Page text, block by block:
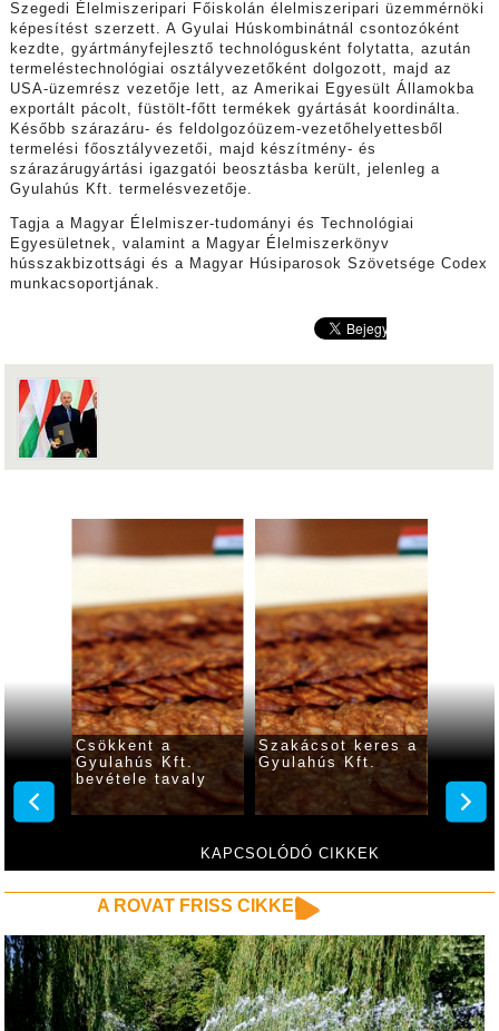
Szegedi Élelmiszeripari Főiskolán élelmiszeripari üzemmérnöki
képesítést szerzett. A Gyulai Húskombinátnál csontozóként
kezdte, gyártmányfejlesztő technológusként folytatta, azután
termeléstechnológiai osztályvezetőként dolgozott, majd az
USA-üzemrész vezetője lett, az Amerikai Egyesült Államokba
exportált pácolt, füstölt-főtt termékek gyártását koordinálta.
Később szárazáru- és feldolgozóüzem-vezetőhelyettesből
termelési főosztályvezetői, majd készítmény- és
szárazárugyártási igazgatói beosztásba került, jelenleg a
Gyulahús Kft. termelésvezetője.
Tagja a Magyar Élelmiszer-tudományi és Technológiai
Egyesületnek, valamint a Magyar Élelmiszerkönyv
hússzakbizottsági és a Magyar Húsiparosok Szövetsége Codex
munkacsoportjának.
KAPCSOLÓDÓ CIKKEK
Kft.-
Csökkent a
Gyulahús Kft.
bevétele tavaly
Szakácsot keres a
Gyulahús Kft.
A ROVAT FRISS CIKKEI